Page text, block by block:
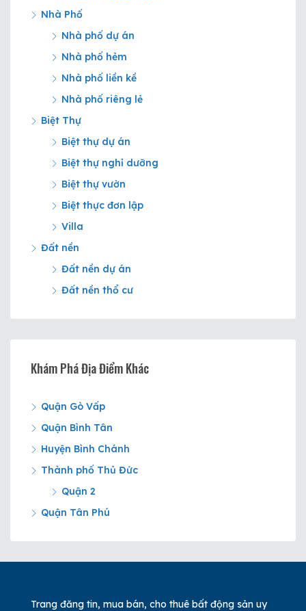
Nhà Phố
Nhà phố dự án
Nhà phố hẻm
Nhà phố liền kề
Nhà phố riêng lẻ
Biệt Thự
Biệt thự dự án
Biệt thự nghỉ dưỡng
Biệt thự vườn
Biệt thực đơn lập
Villa
Đất nền
Đất nền dự án
Đất nền thổ cư
Khám Phá Địa Điểm Khác
Quận Gò Vấp
Quận Bình Tân
Huyện Bình Chánh
Thành phố Thủ Đức
Quận 2
Quận Tân Phú
Trang đăng tin, mua bán, cho thuê bất động sản uy